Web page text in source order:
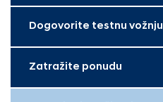
Dogovorite testnu vožnju
Zatražite ponudu